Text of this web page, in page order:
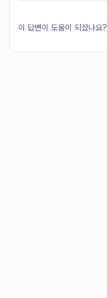
이 답변이 도움이 되셨나요?